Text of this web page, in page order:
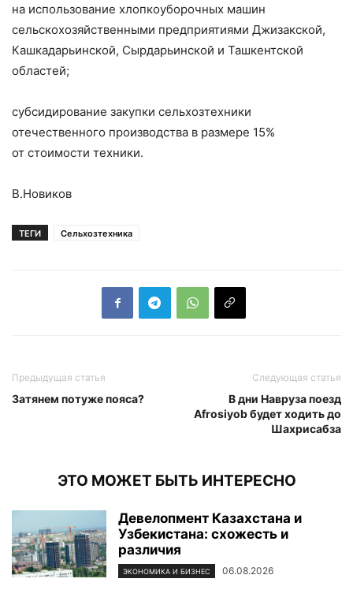
на использование хлопкоуборочных машин
сельскохозяйственными предприятиями Джизакской,
Кашкадарьинской, Сырдарьинской и Ташкентской
областей;
субсидирование закупки сельхозтехники
отечественного производства в размере 15%
от стоимости техники.
В.Новиков
ТЕГИ Сельхозтехника
Предыдущая статья
Затянем потуже пояса?
Следующая статья
В дни Навруза поезд
Afrosiyob будет ходить до
Шахрисабза
ЭТО МОЖЕТ БЫТЬ ИНТЕРЕСНО
Девелопмент Казахстана и
Узбекистана: схожесть и
различия
ЭКОНОМИКА И БИЗНЕС 06.08.2026